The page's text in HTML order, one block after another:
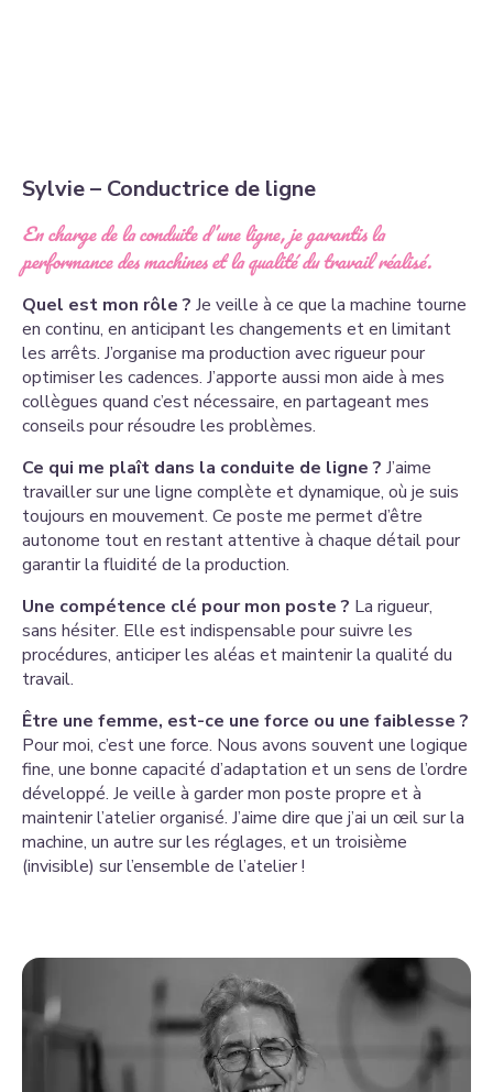
Sylvie – Conductrice de ligne
En charge de la conduite d’une ligne, je garantis la
performance des machines et la qualité du travail réalisé.
Quel est mon rôle ? Je veille à ce que la machine tourne
en continu, en anticipant les changements et en limitant
les arrêts. J’organise ma production avec rigueur pour
optimiser les cadences. J’apporte aussi mon aide à mes
collègues quand c’est nécessaire, en partageant mes
conseils pour résoudre les problèmes.
Ce qui me plaît dans la conduite de ligne ? J’aime
travailler sur une ligne complète et dynamique, où je suis
toujours en mouvement. Ce poste me permet d’être
autonome tout en restant attentive à chaque détail pour
garantir la fluidité de la production.
Une compétence clé pour mon poste ? La rigueur,
sans hésiter. Elle est indispensable pour suivre les
procédures, anticiper les aléas et maintenir la qualité du
travail.
Être une femme, est-ce une force ou une faiblesse ?
Pour moi, c’est une force. Nous avons souvent une logique
fine, une bonne capacité d’adaptation et un sens de l’ordre
développé. Je veille à garder mon poste propre et à
maintenir l’atelier organisé. J’aime dire que j’ai un œil sur la
machine, un autre sur les réglages, et un troisième
(invisible) sur l’ensemble de l’atelier !